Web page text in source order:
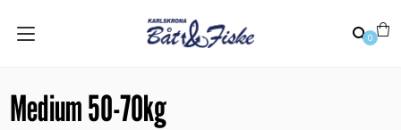
0
Medium 50-70kg